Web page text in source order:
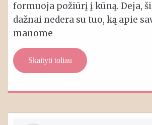
formuoja požiūrį į kūną. Deja,
dažnai nedera su tuo, ką apie
manome
Skaityti toliau